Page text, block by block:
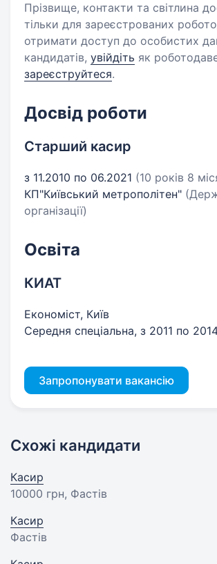
Прізвище, контакти та світлина
тільки для зареєстрованих
отримати доступ до особистих
кандидатів, увійдіть як
зареєструйтеся.
Досвід роботи
Старший касир
з 11.2010 по 06.2021 (10 років 8
КП"Київський метрополітен"
організації)
Освіта
КИАТ
Економіст, Київ
Середня спеціальна, з 2011 по
Запропонувати вакансію
Схожі кандидати
Касир
10000 грн, Фастів
Касир
Фастів